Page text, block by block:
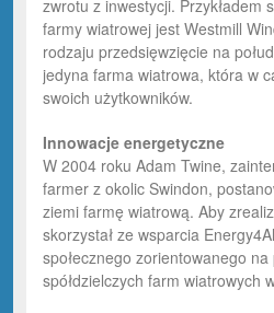
zwrotu z inwestycji. Przykładem
farmy wiatrowej jest Westmill
rodzaju przedsięwzięcie na
jedyna farma wiatrowa, która w
swoich użytkowników.
Innowacje energetyczne
W 2004 roku Adam Twine,
farmer z okolic Swindon,
ziemi farmę wiatrową. Aby
skorzystał ze wsparcia
społecznego zorientowanego
spółdzielczych farm wiatrowych